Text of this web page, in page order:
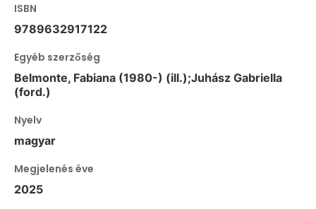
ISBN
9789632917122
Egyéb szerzőség
Belmonte, Fabiana (1980-) (ill.);Juhász Gabriella
(ford.)
Nyelv
magyar
Megjelenés éve
2025